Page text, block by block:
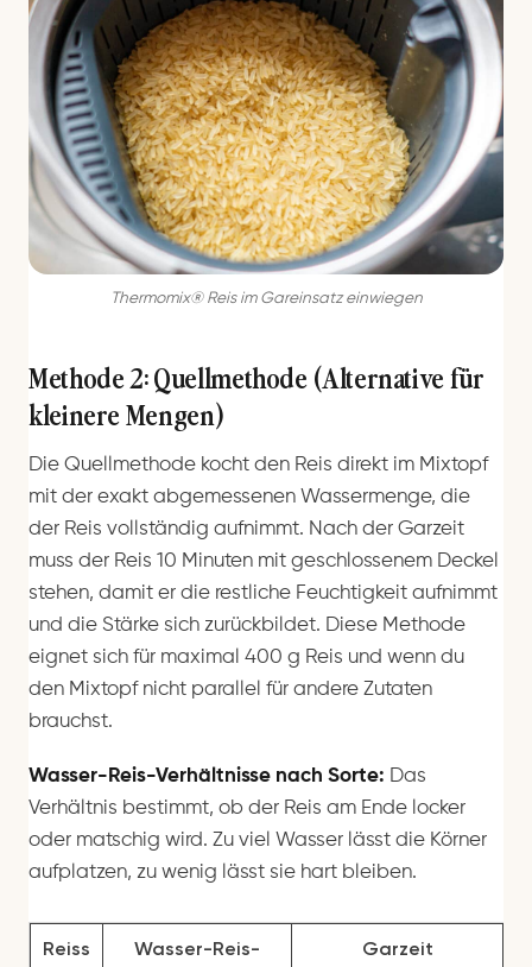
Thermomix® Reis im Gareinsatz einwiegen
Methode 2: Quellmethode (Alternative für
kleinere Mengen)
Die Quellmethode kocht den Reis direkt im Mixtopf
mit der exakt abgemessenen Wassermenge, die
der Reis vollständig aufnimmt. Nach der Garzeit
muss der Reis 10 Minuten mit geschlossenem Deckel
stehen, damit er die restliche Feuchtigkeit aufnimmt
und die Stärke sich zurückbildet. Diese Methode
eignet sich für maximal 400 g Reis und wenn du
den Mixtopf nicht parallel für andere Zutaten
brauchst.
Wasser-Reis-Verhältnisse nach Sorte: Das
Verhältnis bestimmt, ob der Reis am Ende locker
oder matschig wird. Zu viel Wasser lässt die Körner
aufplatzen, zu wenig lässt sie hart bleiben.
Reiss Wasser-Reis- Garzeit